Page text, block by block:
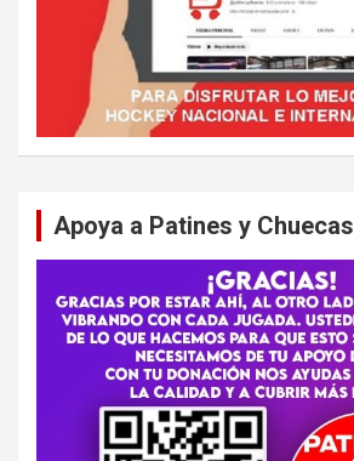
Apoya a Patines y Chuecas